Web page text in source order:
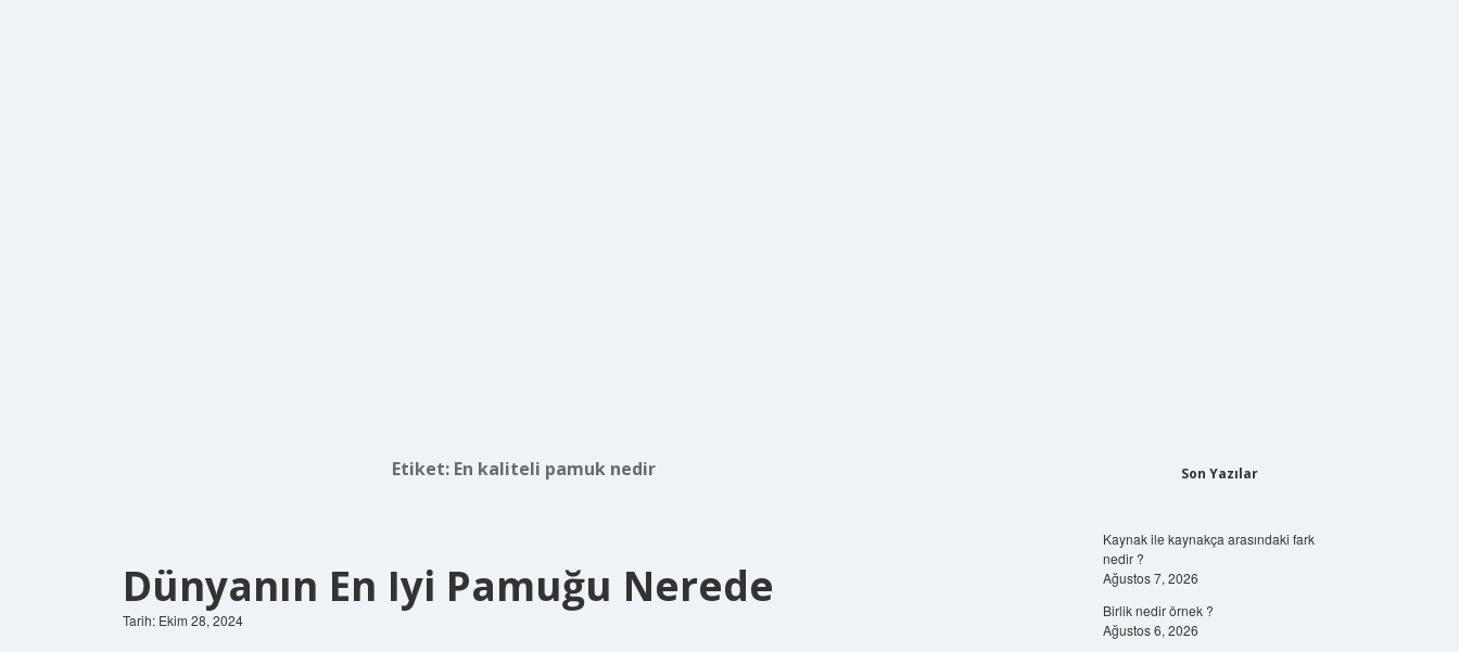
Etiket: En kaliteli pamuk nedir
Dünyanın En Iyi Pamuğu Nerede
Tarih: Ekim 28, 2024
Son Yazılar
Kaynak ile kaynakça arasındaki fark
nedir ?
Ağustos 7, 2026
Birlik nedir örnek ?
Ağustos 6, 2026